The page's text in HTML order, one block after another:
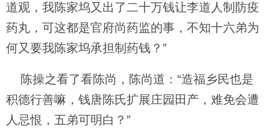
道观，我陈家坞又出了二十万钱让李道人制防疫
药丸，可这都是官府尚药监的事，不知十六弟为
何又要我陈家坞承担制药钱？”
陈操之看了看陈尚，陈尚道：“造福乡民也是
积德行善嘛，钱唐陈氏扩展庄园田产，难免会遭
人忌恨，五弟可明白？”